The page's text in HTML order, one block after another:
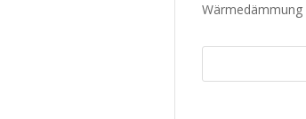
Wärmedämmung